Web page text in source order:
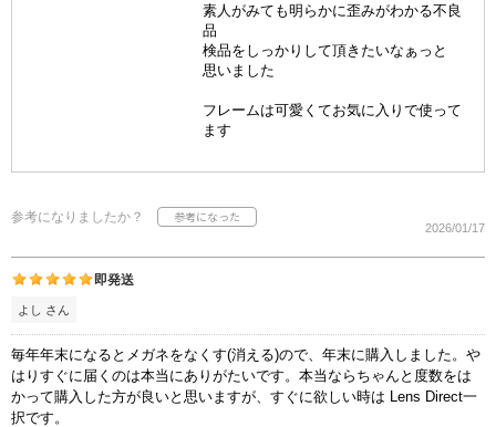
素人がみても明らかに歪みがわかる不良
品
検品をしっかりして頂きたいなぁっと
思いました
フレームは可愛くてお気に入りで使って
ます
参考になりましたか？
2026/01/17
即発送
よし さん
毎年年末になるとメガネをなくす(消える)ので、年末に購入しました。や
はりすぐに届くのは本当にありがたいです。本当ならちゃんと度数をは
かって購入した方が良いと思いますが、すぐに欲しい時は Lens Direct一
択です。